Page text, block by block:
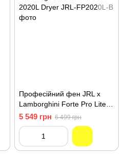
Професійний фен JRL x
Lamborghini Forte Pro Lite
2020L Dryer JRL-FP2020L-B
5 549 грн 6 499 грн